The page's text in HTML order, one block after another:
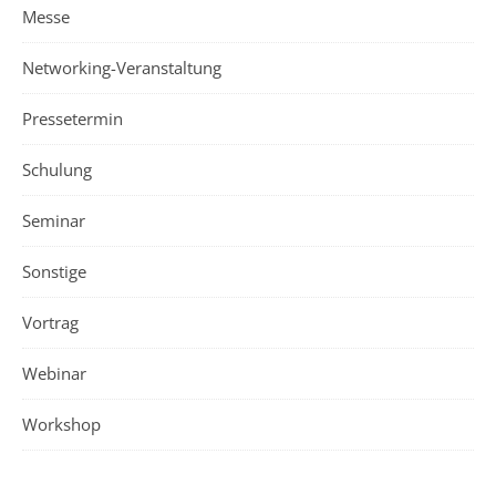
Messe
Networking-Veranstaltung
Pressetermin
Schulung
Seminar
Sonstige
Vortrag
Webinar
Workshop